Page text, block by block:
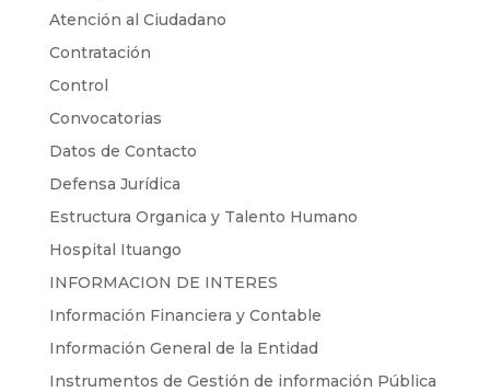
Atención al Ciudadano
Contratación
Control
Convocatorias
Datos de Contacto
Defensa Jurídica
Estructura Organica y Talento Humano
Hospital Ituango
INFORMACION DE INTERES
Información Financiera y Contable
Información General de la Entidad
Instrumentos de Gestión de información Pública